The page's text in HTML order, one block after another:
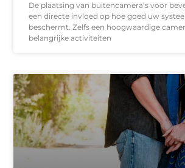
De plaatsing van buitencamera’s voor
een directe invloed op hoe goed uw
beschermt. Zelfs een hoogwaardige
belangrijke activiteiten